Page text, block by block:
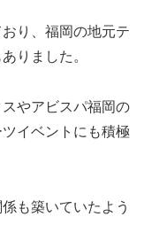
り、福岡の地元テ
りました。
やアビスパ福岡の
イベントにも積極
も築いていたよう